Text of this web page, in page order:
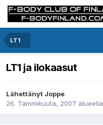
LT1
LT1 ja ilokaasut
Lähettänyt Joppe
26. Tammikuuta, 2007 alueella